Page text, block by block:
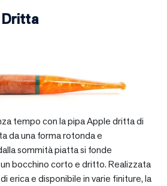
Dritta
tempo con la pipa Apple dritta di
da una forma rotonda e
sommità piatta si fonde
bocchino corto e dritto. Realizzata
erica e disponibile in varie finiture, la